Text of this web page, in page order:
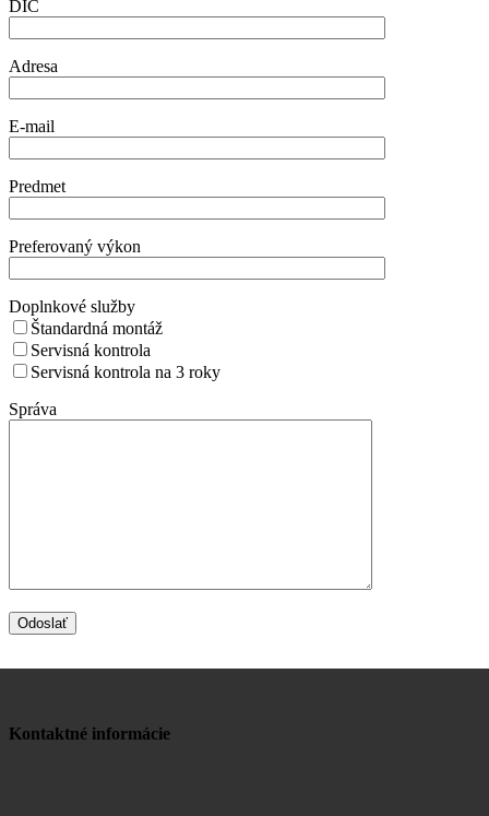
DIČ
Adresa
E-mail
Predmet
Preferovaný výkon
Doplnkové služby
Štandardná montáž
Servisná kontrola
Servisná kontrola na 3 roky
Správa
Kontaktné informácie